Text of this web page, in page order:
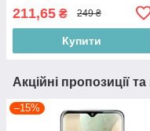
211,65 ₴ 249 ₴
Купити
Акційні пропозиції
–15%